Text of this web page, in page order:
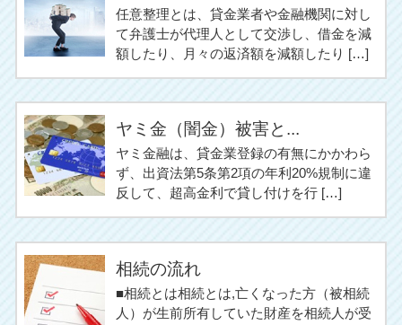
任意整理とは、貸金業者や金融機関に対し
て弁護士が代理人として交渉し、借金を減
額したり、月々の返済額を減額したり […]
ヤミ金（闇金）被害と...
ヤミ金融は、貸金業登録の有無にかかわら
ず、出資法第5条第2項の年利20%規制に違
反して、超高金利で貸し付けを行 […]
相続の流れ
■相続とは相続とは,亡くなった方（被相続
人）が生前所有していた財産を相続人が受